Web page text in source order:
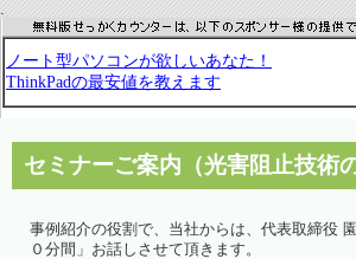
.
セミナーご案内（光害阻止技術
事例紹介の役割で、当社からは、代表取締役
０分間」お話しさせて頂きます。